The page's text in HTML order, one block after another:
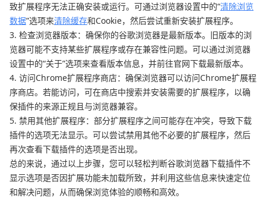
致扩展程序无法正确安装或运行。可通过浏览器设置中的“清除浏览
数据”选项来清除缓存和Cookie，然后尝试重新安装扩展程序。
3. 检查浏览器版本：确保你的谷歌浏览器是最新版本。旧版本的浏
览器可能不支持某些扩展程序或存在兼容性问题。可以通过浏览器
设置中的“关于”选项来查看版本信息，并前往官网下载最新版本。
4. 访问Chrome扩展程序商店：确保浏览器可以访问Chrome扩展程
序商店。若能访问，可在商店中搜索并安装需要的扩展程序，以确
保插件的来源正规且与浏览器兼容。
5. 禁用其他扩展程序：部分扩展程序之间可能存在冲突，导致下载
插件的选项无法显示。可以尝试禁用其他不必要的扩展程序，然后
再次查看下载插件的选项是否出现。
总的来说，通过以上步骤，您可以轻松判断谷歌浏览器下载插件不
显示选项是否因扩展功能未加载所致，并利用这些信息来快速定位
和解决问题，从而确保浏览体验的顺畅和高效。